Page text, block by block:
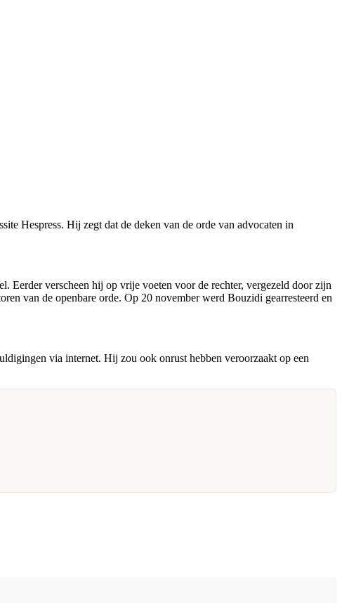
Hespress. Hij zegt dat de deken van de orde van advocaten in
Eerder verscheen hij op vrije voeten voor de rechter, vergezeld door zijn
van de openbare orde. Op 20 november werd Bouzidi gearresteerd en
via internet. Hij zou ook onrust hebben veroorzaakt op een